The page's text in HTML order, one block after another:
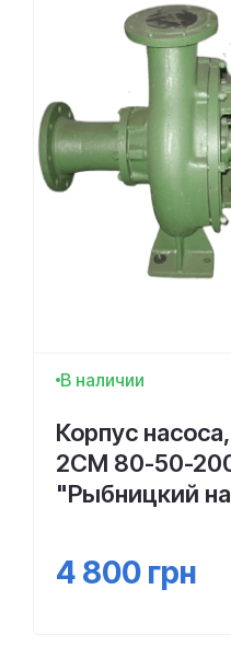
В наличии
Корпус
2СМ 80-50-
"Рыбницкий
4 800 грн